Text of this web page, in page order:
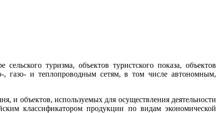
туризма, объектов туристского показа, объектов
, газо- и теплопроводным сетям, в том числе автономным,
и объектов, используемых для осуществления деятельности
классификатором продукции по видам экономической